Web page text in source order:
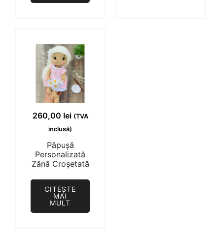
260,00 lei (TVA
inclusă)
Păpușă
Personalizată
Zână Croșetată
CITEȘTE
MAI
MULT